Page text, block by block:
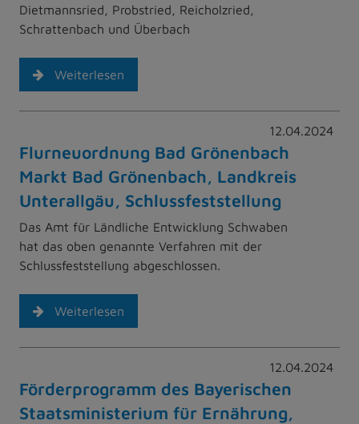
Dietmannsried, Probstried, Reicholzried,
Schrattenbach und Überbach
Weiterlesen
12.04.2024
Flurneuordnung Bad Grönenbach
Markt Bad Grönenbach, Landkreis
Unterallgäu, Schlussfeststellung
Das Amt für Ländliche Entwicklung Schwaben
hat das oben genannte Verfahren mit der
Schlussfeststellung abgeschlossen.
Weiterlesen
12.04.2024
Förderprogramm des Bayerischen
Staatsministerium für Ernährung,